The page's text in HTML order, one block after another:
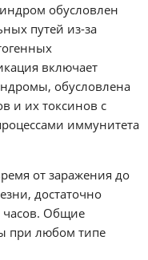
обусловлен
путей из-за
включает
обусловлена
и их токсинов с
иммунитета
от заражения до
достаточно
часов. Общие
при любом типе